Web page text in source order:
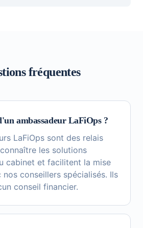
fréquentes
ambassadeur LaFiOps ?
LaFiOps sont des relais
les solutions
cabinet et facilitent la mise
conseillers spécialisés. Ils
conseil financier.